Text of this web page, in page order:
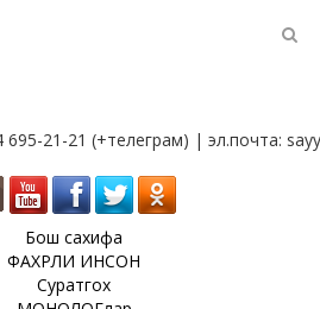
21-21 (+телеграм) | эл.почта:
Бош сахифа
ФАХРЛИ ИНСОН
Суратгох